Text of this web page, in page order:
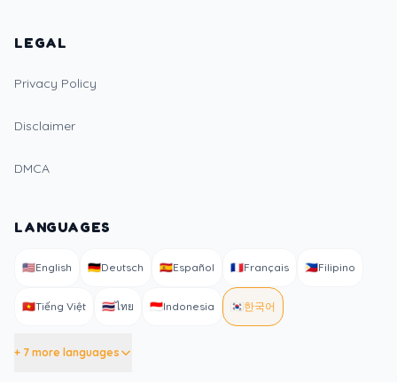
LEGAL
Privacy Policy
Disclaimer
DMCA
LANGUAGES
🇺🇸English 🇩🇪Deutsch 🇪🇸Español 🇫🇷Français 🇵🇭Filipino
🇻🇳Tiếng Việt 🇹🇭ไทย 🇮🇩Indonesia 🇰🇷 한국어
+ 7 more languages